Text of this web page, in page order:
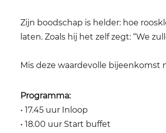
Zijn boodschap is helder: hoe
laten. Zoals hij het zelf zegt: “We
Mis deze waardevolle bijeenkomst
Programma:
• 17.45 uur Inloop
• 18.00 uur Start buffet